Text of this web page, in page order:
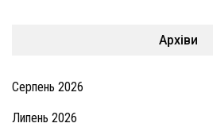
Архіви
Серпень 2026
Липень 2026